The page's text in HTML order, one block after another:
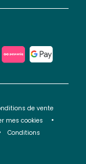
de vente
mes cookies
Conditions